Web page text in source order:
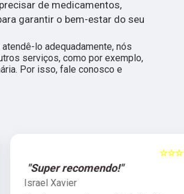
de medicamentos,
garantir o bem-estar do seu
lo adequadamente, nós
serviços, como por exemplo,
Por isso, fale conosco e
☆☆☆☆☆
"Super recomendo!"
Israel Xavier